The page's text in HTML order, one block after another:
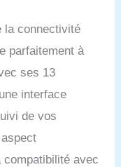
Cykling P10
de la
la perte de
par
axé sur
✔
:
la connectivité
parfaitement à
ses 13
interface
de vos
avec